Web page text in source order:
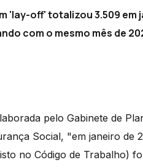
'lay-off' totalizou 3.509 em
com o mesmo mês de
pelo Gabinete de
Social, "em janeiro de
no Código de Trabalho)